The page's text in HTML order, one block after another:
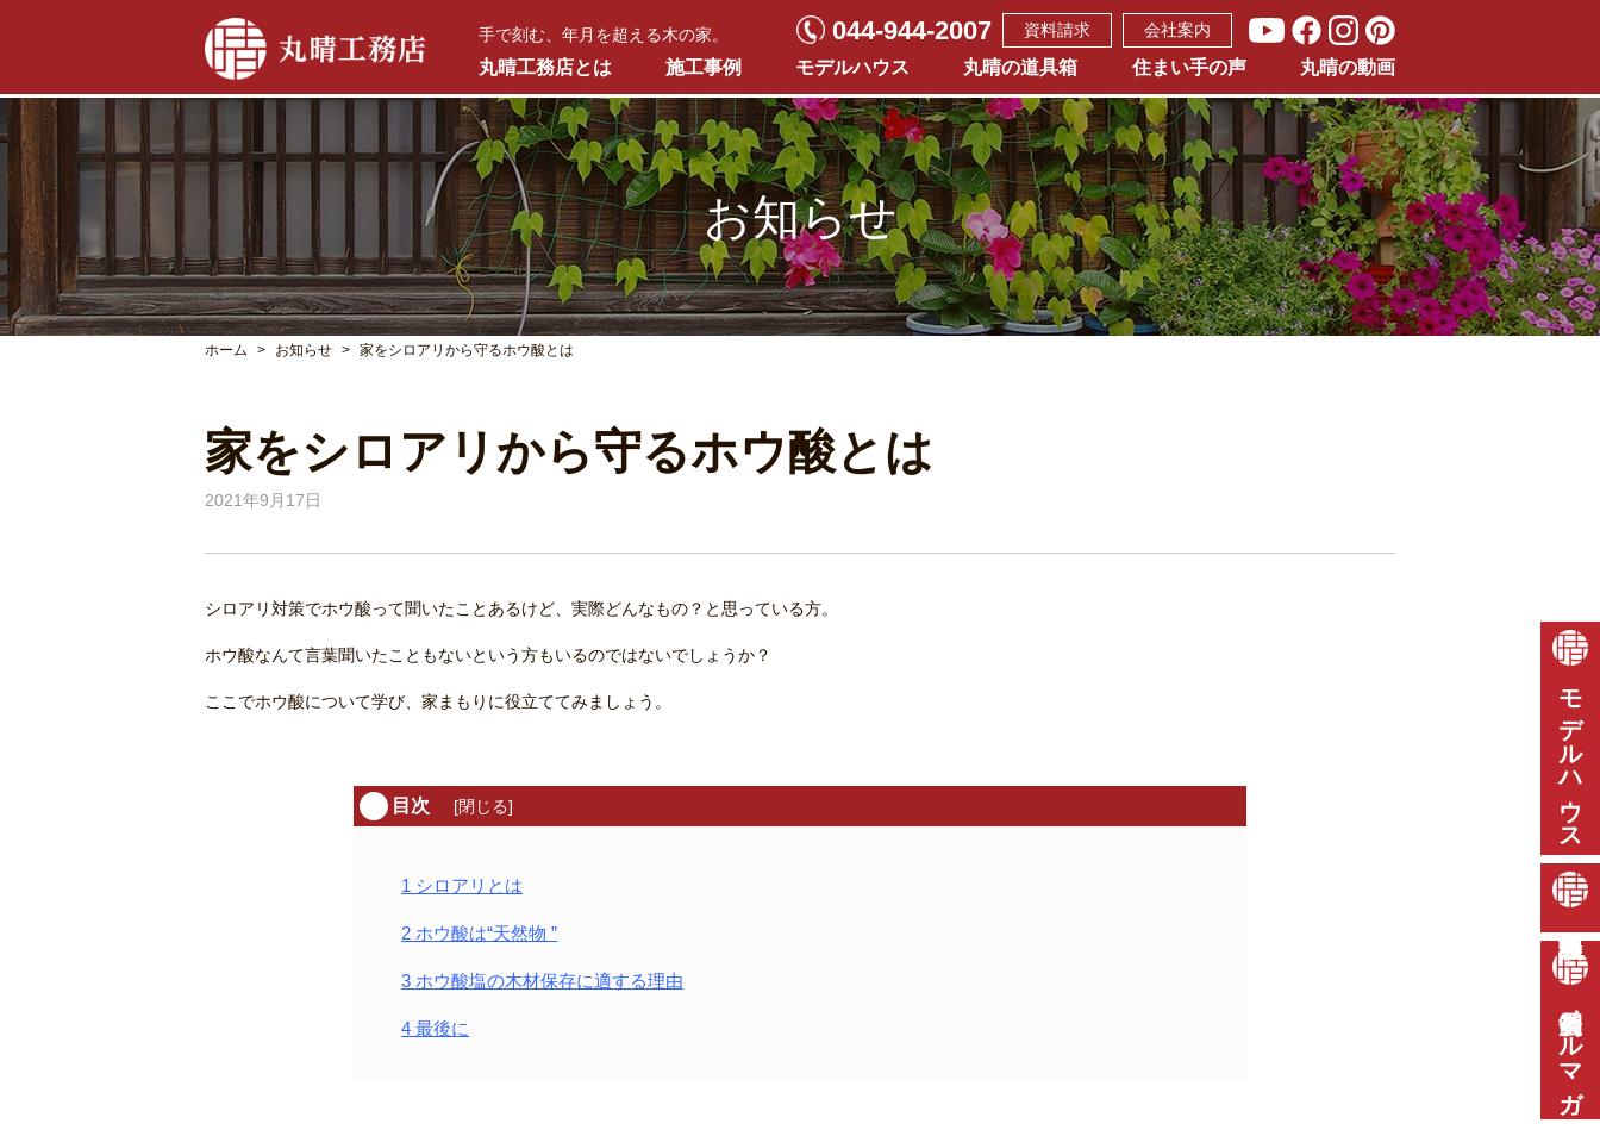
手で刻む、年月を超える木の家。 044-944-2007 資料請求 会社案内
丸晴工務店とは 施工事例 モデルハウス 丸晴の道具箱 住まい手の声 丸晴の動画
モデルハウス
会員制メルマガ
お知らせ
ホーム お知らせ 家をシロアリから守るホウ酸とは
家をシロアリから守るホウ酸とは
2021年9月17日
シロアリ対策でホウ酸って聞いたことあるけど、実際どんなもの？と思っている方。
ホウ酸なんて言葉聞いたこともないという方もいるのではないでしょうか？
ここでホウ酸について学び、家まもりに役立ててみましょう。
目次 [閉じる]
1 シロアリとは
2 ホウ酸は“天然物 ”
3 ホウ酸塩の木材保存に適する理由
4 最後に